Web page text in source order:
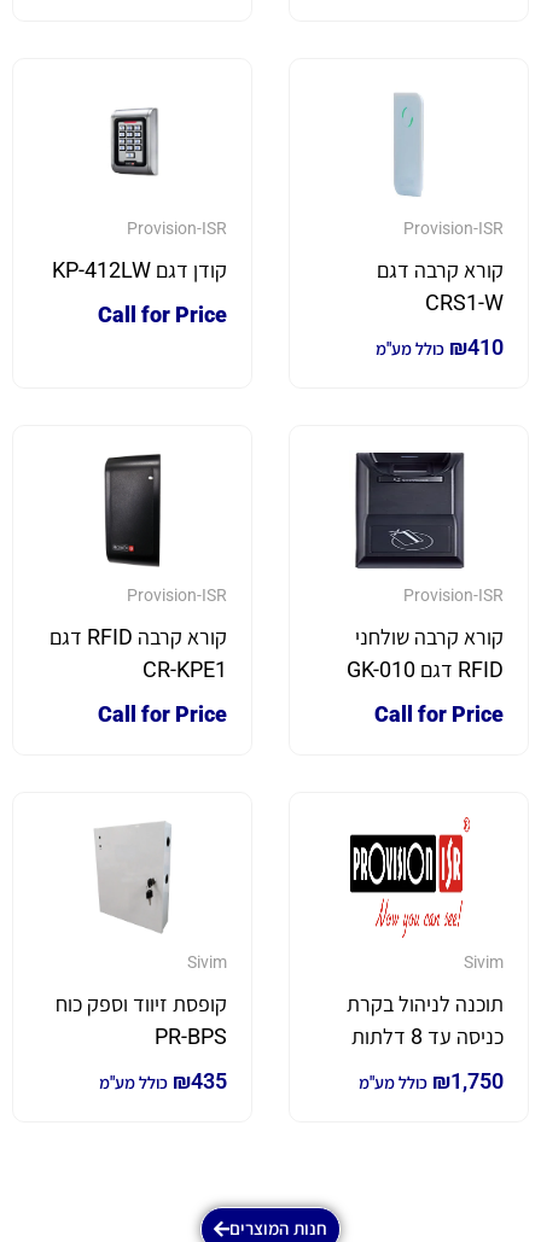
Provision-ISR
קורא קרבה דגם
CRS1-W
₪410 כולל מע"מ
Provision-ISR
קודן דגם KP-412LW
Call for Price
Provision-ISR
קורא קרבה שולחני
RFID דגם GK-010
Call for Price
Provision-ISR
קורא קרבה RFID דגם
CR-KPE1
Call for Price
Sivim
תוכנה לניהול בקרת
כניסה עד 8 דלתות
₪1,750 כולל מע"מ
Sivim
קופסת זיווד וספק כוח
PR-BPS
₪435 כולל מע"מ
חנות המוצרים